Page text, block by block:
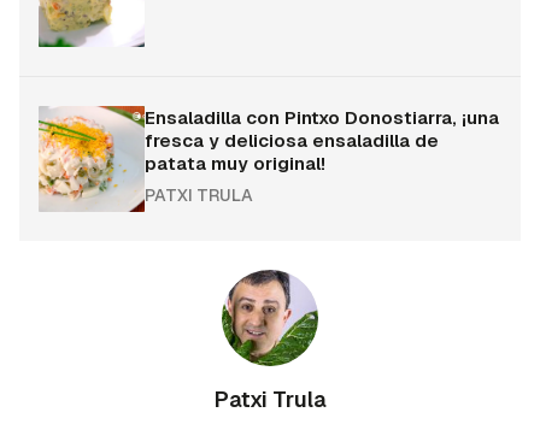
Ensaladilla con Pintxo Donostiarra, ¡una
fresca y deliciosa ensaladilla de
patata muy original!
PATXI TRULA
Patxi Trula